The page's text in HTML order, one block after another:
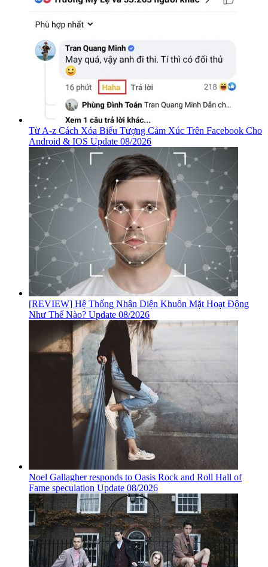
Từ A-z Cách Xóa Biểu Tượng Cảm Xúc Trên Facebook Cho
Android & IOS Update 08/2026
[REVIEW] Hệ Thống Nhận Diện Khuôn Mặt Hoạt Động
Như Thế Nào? Update 08/2026
Noel Gallagher responds to Oasis Rock and Roll Hall of
Fame speculation Update 08/2026